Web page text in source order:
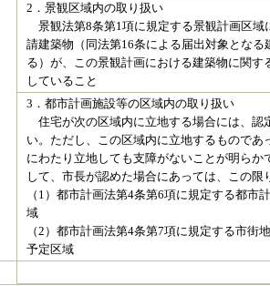
2．景観区域内の取り扱い
景観法第8条第1項に規定する景観計画区域
請建築物（同法第16条による届出対象となる
る）が、この景観計画における建築物に関す
していること
3．都市計画施設等の区域内の取り扱い
住宅が次の区域内に立地する場合には、認
い。ただし、この区域内に立地するものであ
にわたり立地しても支障がないことが明らか
して、市長が認めた場合にあっては、この限
（1）都市計画法第4条第6項に規定する都市
域
（2）都市計画法第4条第7項に規定する市街
予定区域